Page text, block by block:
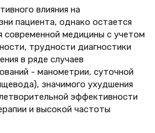
влияния на
пациента, однако остается
современной медицины с учетом
трудности диагностики
в ряде случаев
- манометрии, суточной
значимого ухудшения
эффективности
и высокой частоты